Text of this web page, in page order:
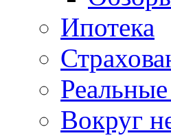
Ипотека
Вокруг